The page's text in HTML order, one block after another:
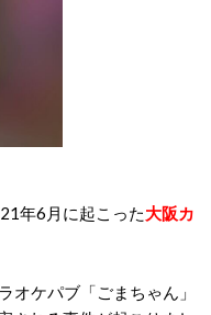
年6月に起こった大阪カ
オケパブ「ごまちゃん」